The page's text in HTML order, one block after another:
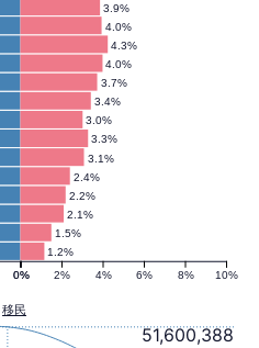
1.2%
1.5%
2.1%
2.2%
2.4%
3.1%
3.3%
3.0%
3.4%
3.7%
4.0%
4.3%
4.0%
3.9%
0% 2% 4% 6% 8% 10%
0%
移民
51,600,388